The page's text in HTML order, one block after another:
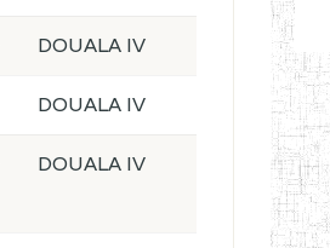
DOUALA IV
DOUALA IV
DOUALA IV